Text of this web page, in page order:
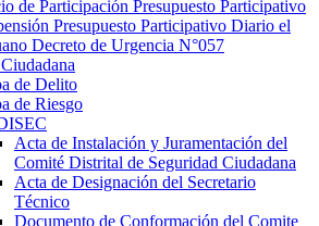
de Participación Presupuesto Participativo
Presupuesto Participativo Diario el
Decreto de Urgencia N°057
de Delito
de Riesgo
Acta de Instalación y Juramentación del
Comité Distrital de Seguridad Ciudadana
Acta de Designación del Secretario
Técnico
Documento de Conformación del Comite